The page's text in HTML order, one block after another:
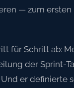
— zum ersten
für Schritt ab:
der Sprint-
er definierte